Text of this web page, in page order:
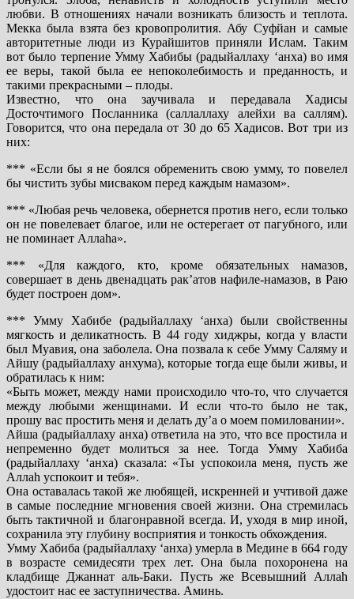
любви. В отношениях начали возникать близость и теплота.
Мекка была взята без кровопролития. Абу Суфйан и самые
авторитетные люди из Курайшитов приняли Ислам. Таким
вот было терпение Умму Хабибы (радыйаллаху ‘анха) во имя
ее веры, такой была ее непоколебимость и преданность, и
такими прекрасными – плоды.
Известно, что она заучивала и передавала Хадисы
Досточтимого Посланника (саллаллаху алейхи ва саллям).
Говорится, что она передала от 30 до 65 Хадисов. Вот три из
них:
*** «Если бы я не боялся обременить свою умму, то повелел
бы чистить зубы мисваком перед каждым намазом».
*** «Любая речь человека, обернется против него, если только
он не повелевает благое, или не остерегает от пагубного, или
не поминает Аллаhа».
*** «Для каждого, кто, кроме обязательных намазов,
совершает в день двенадцать рак’атов нафиле-намазов, в Раю
будет построен дом».
*** Умму Хабибе (радыйаллаху ‘анха) были свойственны
мягкость и деликатность. В 44 году хиджры, когда у власти
был Муавия, она заболела. Она позвала к себе Умму Саляму и
Айшу (радыйаллаху анхума), которые тогда еще были живы, и
обратилась к ним:
«Быть может, между нами происходило что-то, что случается
между любыми женщинами. И если что-то было не так,
прошу вас простить меня и делать ду’а о моем помиловании».
Айша (радыйаллаху анха) ответила на это, что все простила и
непременно будет молиться за нее. Тогда Умму Хабиба
(радыйаллаху ‘анха) сказала: «Ты успокоила меня, пусть же
Аллаh успокоит и тебя».
Она оставалась такой же любящей, искренней и учтивой даже
в самые последние мгновения своей жизни. Она стремилась
быть тактичной и благонравной всегда. И, уходя в мир иной,
сохранила эту глубину восприятия и тонкость обхождения.
Умму Хабиба (радыйаллаху ‘анха) умерла в Медине в 664 году
в возрасте семидесяти трех лет. Она была похоронена на
кладбище Джаннат аль-Баки. Пусть же Всевышний Аллаh
удостоит нас ее заступничества. Аминь.